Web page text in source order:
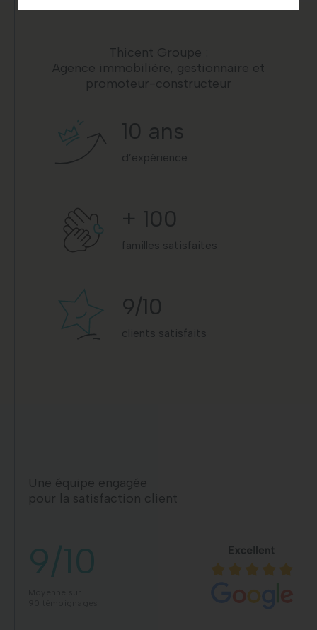
Thicent Groupe :
Agence immobilière, gestionnaire et
promoteur-constructeur
10 ans
d’expérience
+ 100
familles satisfaites
9/10
clients satisfaits
Une équipe engagée
pour la satisfaction client
9/10